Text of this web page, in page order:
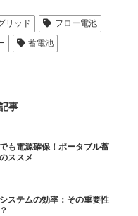
リッド
フロー電池
蓄電池
事
も電源確保！ポータブル蓄
ススメ
ステムの効率：その重要性